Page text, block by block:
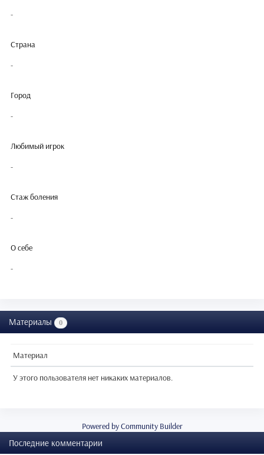
-
Страна
-
Город
-
Любимый игрок
-
Стаж боления
-
О себе
-
Материалы 0
Материал
У этого пользователя нет никаких материалов.
Powered by Community Builder
Последние комментарии